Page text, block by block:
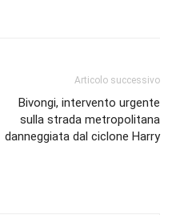
Articolo successivo
Bivongi, intervento urgente
sulla strada metropolitana
danneggiata dal ciclone Harry